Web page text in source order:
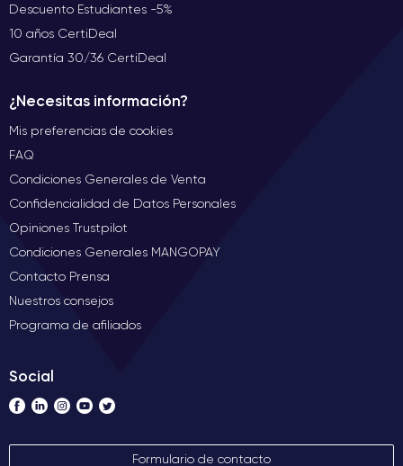
Descuento Estudiantes -5%
10 años CertiDeal
Garantía 30/36 CertiDeal
¿Necesitas información?
Mis preferencias de cookies
FAQ
Condiciones Generales de Venta
Confidencialidad de Datos Personales
Opiniones Trustpilot
Condiciones Generales MANGOPAY
Contacto Prensa
Nuestros consejos
Programa de afiliados
Social
Formulario de contacto